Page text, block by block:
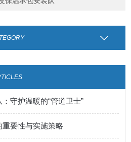
守护温暖的“管道卫士”
要性与实施策略